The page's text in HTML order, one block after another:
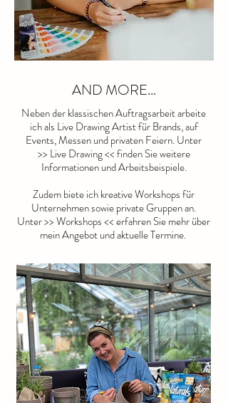
AND MORE...
Neben der klassischen Auftragsarbeit arbeite
ich als Live Drawing Artist für Brands, auf
Events, Messen und privaten Feiern. Unter
>> Live Drawing<< finden Sie weitere
Informationen und Arbeitsbeispiele.
Zudem biete ichkreative Workshopsfür
Unternehmen sowie private Gruppen an.
Unter >>Workshops<< erfahren Sie mehr über
mein Angebot undaktuelle Termine.